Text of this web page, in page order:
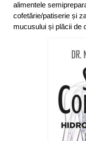
alimentele
cofetărie/patiserie și
mucusului și plăcii de